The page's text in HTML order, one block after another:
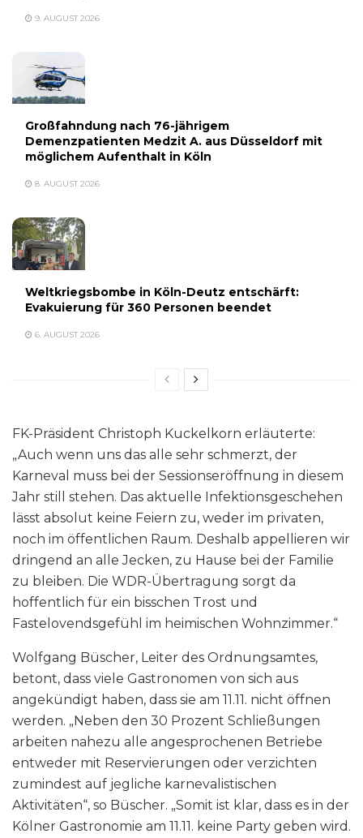
9. AUGUST 2026
Großfahndung nach 76-jährigem
Demenzpatienten Medzit A. aus Düsseldorf mit
möglichem Aufenthalt in Köln
8. AUGUST 2026
Weltkriegsbombe in Köln-Deutz entschärft:
Evakuierung für 360 Personen beendet
6. AUGUST 2026
FK-Präsident Christoph Kuckelkorn erläuterte:
„Auch wenn uns das alle sehr schmerzt, der
Karneval muss bei der Sessionseröffnung in diesem
Jahr still stehen. Das aktuelle Infektionsgeschehen
lässt absolut keine Feiern zu, weder im privaten,
noch im öffentlichen Raum. Deshalb appellieren wir
dringend an alle Jecken, zu Hause bei der Familie
zu bleiben. Die WDR-Übertragung sorgt da
hoffentlich für ein bisschen Trost und
Fastelovendsgefühl im heimischen Wohnzimmer.“
Wolfgang Büscher, Leiter des Ordnungsamtes,
betont, dass viele Gastronomen von sich aus
angekündigt haben, dass sie am 11.11. nicht öffnen
werden. „Neben den 30 Prozent Schließungen
arbeiten nahezu alle angesprochenen Betriebe
entweder mit Reservierungen oder verzichten
zumindest auf jegliche karnevalistischen
Aktivitäten“, so Büscher. „Somit ist klar, dass es in der
Kölner Gastronomie am 11.11. keine Party geben wird.